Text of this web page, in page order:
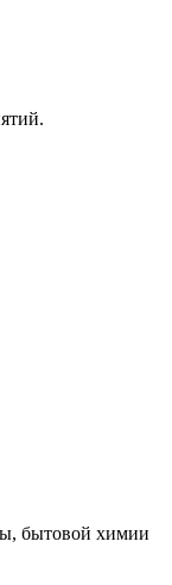
бытовой химии